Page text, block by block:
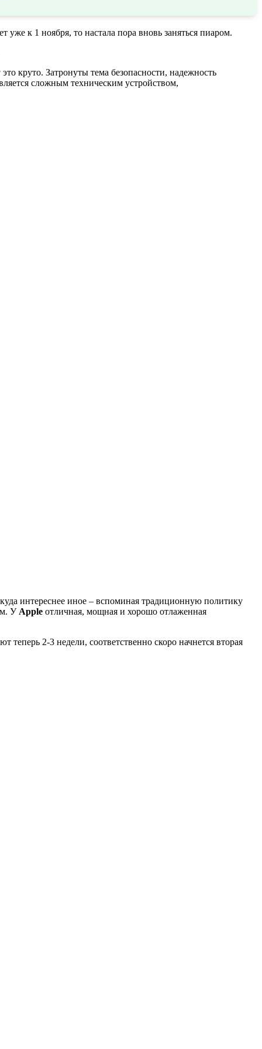
уже к 1 ноября, то настала пора вновь заняться пиаром.
круто. Затронуты тема безопасности, надежность
сложным техническим устройством,
интереснее иное – вспоминая традиционную политику
У Apple отличная, мощная и хорошо отлаженная
теперь 2-3 недели, соответственно скоро начнется вторая